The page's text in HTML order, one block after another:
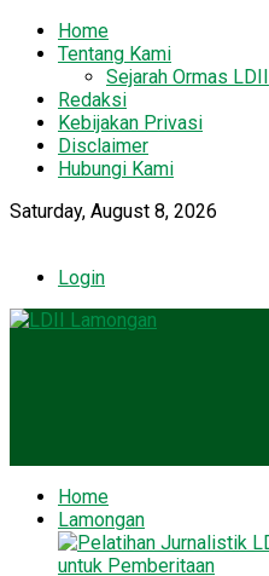
Home
Tentang Kami
Sejarah Ormas LDII
Redaksi
Kebijakan Privasi
Disclaimer
Hubungi Kami
Saturday, August 8, 2026
Login
Home
Lamongan